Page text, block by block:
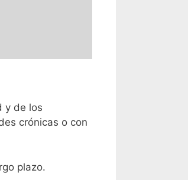
y de los
crónicas o con
plazo.